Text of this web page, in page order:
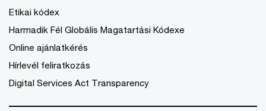
Etikai kódex
Harmadik Fél Globális Magatartási Kódexe
Online ajánlatkérés
Hírlevél feliratkozás
Digital Services Act Transparency